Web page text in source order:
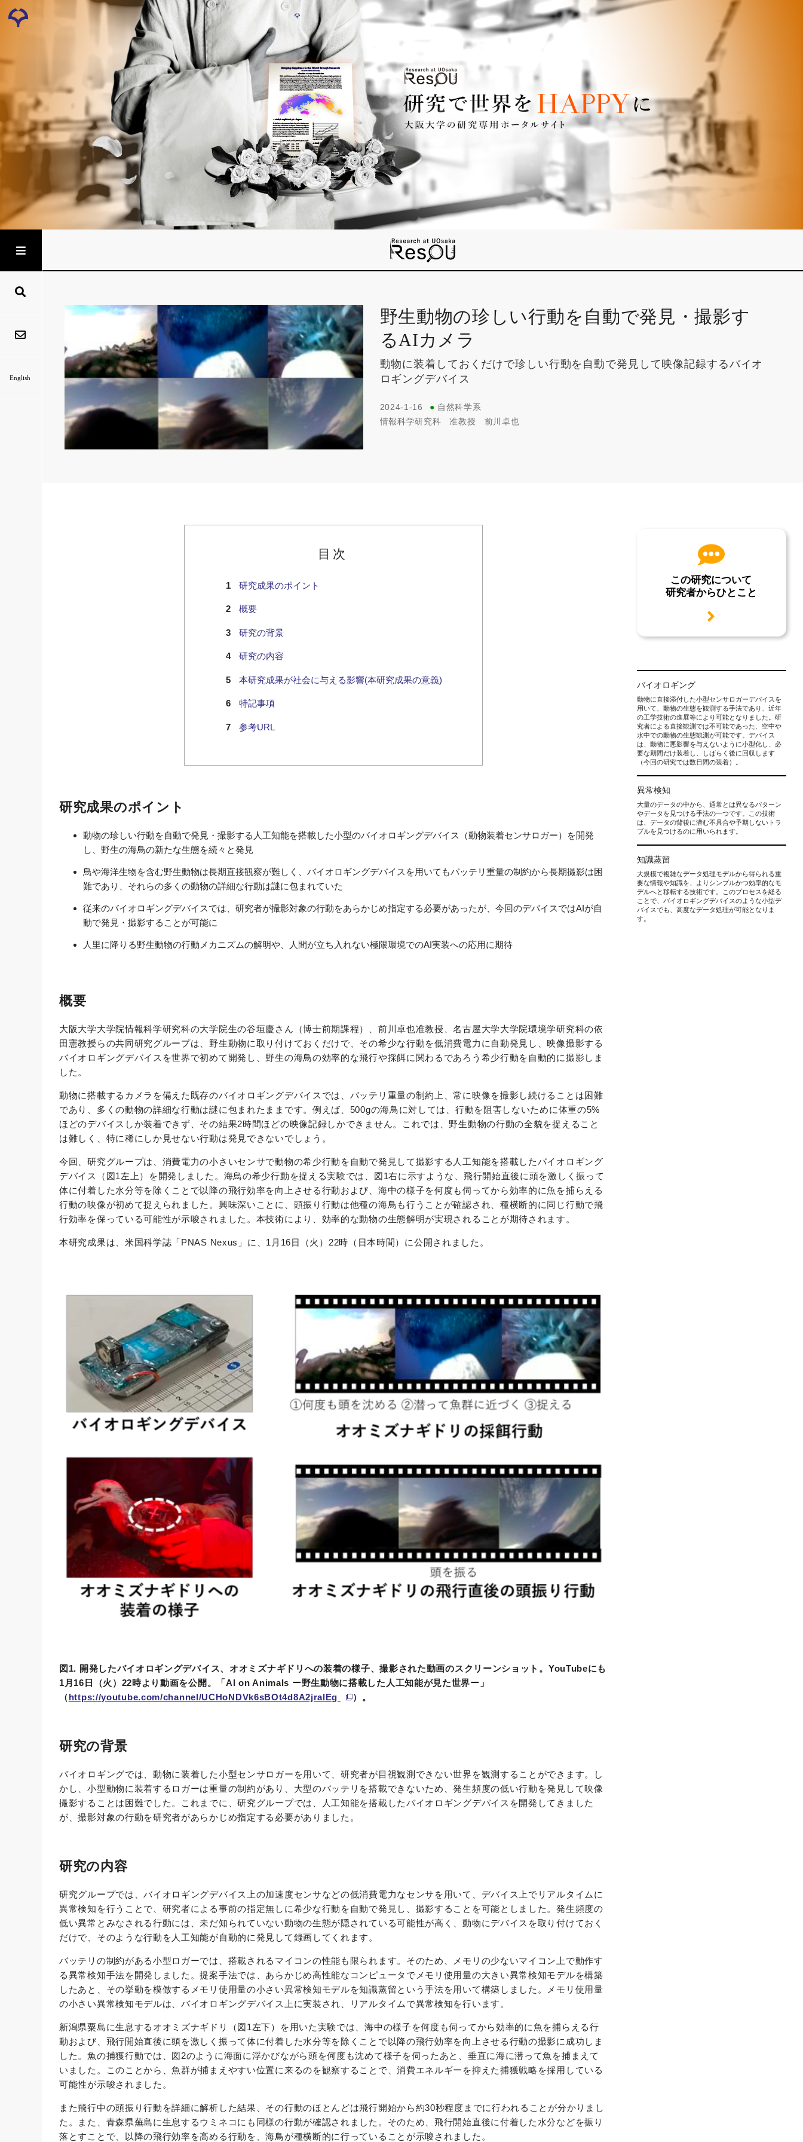
English
野生動物の珍しい行動を自動で発見・撮影す
るAIカメラ
動物に装着しておくだけで珍しい行動を自動で発見して映像記録するバイオ
ロギングデバイス
2024-1-16 ● 自然科学系
情報科学研究科
准教授 前川卓也
目次
研究成果のポイント
概要
研究の背景
研究の内容
本研究成果が社会に与える影響(本研究成果の意義)
特記事項
参考URL
研究成果のポイント
動物の珍しい行動を自動で発見・撮影する人工知能を搭載した小型のバイオロギングデバイス（動物装着センサロガー）を開発
し、野生の海鳥の新たな生態を続々と発見
鳥や海洋生物を含む野生動物は長期直接観察が難しく、バイオロギングデバイスを用いてもバッテリ重量の制約から長期撮影は困
難であり、それらの多くの動物の詳細な行動は謎に包まれていた
従来のバイオロギングデバイスでは、研究者が撮影対象の行動をあらかじめ指定する必要があったが、今回のデバイスではAIが自
動で発見・撮影することが可能に
人里に降りる野生動物の行動メカニズムの解明や、人間が立ち入れない極限環境でのAI実装への応用に期待
概要
大阪大学大学院情報科学研究科の大学院生の谷垣慶さん（博士前期課程）、前川卓也准教授、名古屋大学大学院環境学研究科の依
田憲教授らの共同研究グループは、野生動物に取り付けておくだけで、その希少な行動を低消費電力に自動発見し、映像撮影する
バイオロギングデバイスを世界で初めて開発し、野生の海鳥の効率的な飛行や採餌に関わるであろう希少行動を自動的に撮影しま
した。
動物に搭載するカメラを備えた既存のバイオロギングデバイスでは、バッテリ重量の制約上、常に映像を撮影し続けることは困難
であり、多くの動物の詳細な行動は謎に包まれたままです。例えば、500gの海鳥に対しては、行動を阻害しないために体重の5%
ほどのデバイスしか装着できず、その結果2時間ほどの映像記録しかできません。これでは、野生動物の行動の全貌を捉えること
は難しく、特に稀にしか見せない行動は発見できないでしょう。
今回、研究グループは、消費電力の小さいセンサで動物の希少行動を自動で発見して撮影する人工知能を搭載したバイオロギング
デバイス（図1左上）を開発しました。海鳥の希少行動を捉える実験では、図1右に示すような、飛行開始直後に頭を激しく振って
体に付着した水分等を除くことで以降の飛行効率を向上させる行動および、海中の様子を何度も伺ってから効率的に魚を捕らえる
行動の映像が初めて捉えられました。興味深いことに、頭振り行動は他種の海鳥も行うことが確認され、種横断的に同じ行動で飛
行効率を保っている可能性が示唆されました。本技術により、効率的な動物の生態解明が実現されることが期待されます。
本研究成果は、米国科学誌「PNAS Nexus」に、1月16日（火）22時（日本時間）に公開されました。
図1. 開発したバイオロギングデバイス、オオミズナギドリへの装着の様子、撮影された動画のスクリーンショット。YouTubeにも
1月16日（火）22時より動画を公開。「AI on Animals ー野生動物に搭載した人工知能が見た世界ー」
（https://youtube.com/channel/UCHoNDVk6sBOt4d8A2jralEg ）。
研究の背景
バイオロギングでは、動物に装着した小型センサロガーを用いて、研究者が目視観測できない世界を観測することができます。し
かし、小型動物に装着するロガーは重量の制約があり、大型のバッテリを搭載できないため、発生頻度の低い行動を発見して映像
撮影することは困難でした。これまでに、研究グループでは、人工知能を搭載したバイオロギングデバイスを開発してきました
が、撮影対象の行動を研究者があらかじめ指定する必要がありました。
研究の内容
研究グループでは、バイオロギングデバイス上の加速度センサなどの低消費電力なセンサを用いて、デバイス上でリアルタイムに
異常検知を行うことで、研究者による事前の指定無しに希少な行動を自動で発見し、撮影することを可能としました。発生頻度の
低い異常とみなされる行動には、未だ知られていない動物の生態が隠されている可能性が高く、動物にデバイスを取り付けておく
だけで、そのような行動を人工知能が自動的に発見して録画してくれます。
バッテリの制約がある小型ロガーでは、搭載されるマイコンの性能も限られます。そのため、メモリの少ないマイコン上で動作す
る異常検知手法を開発しました。提案手法では、あらかじめ高性能なコンピュータでメモリ使用量の大きい異常検知モデルを構築
したあと、その挙動を模倣するメモリ使用量の小さい異常検知モデルを知識蒸留という手法を用いて構築しました。メモリ使用量
の小さい異常検知モデルは、バイオロギングデバイス上に実装され、リアルタイムで異常検知を行います。
新潟県粟島に生息するオオミズナギドリ（図1左下）を用いた実験では、海中の様子を何度も伺ってから効率的に魚を捕らえる行
動および、飛行開始直後に頭を激しく振って体に付着した水分等を除くことで以降の飛行効率を向上させる行動の撮影に成功しま
した。魚の捕獲行動では、図2のように海面に浮かびながら頭を何度も沈めて様子を伺ったあと、垂直に海に潜って魚を捕まえて
いました。このことから、魚群が捕まえやすい位置に来るのを観察することで、消費エネルギーを抑えた捕獲戦略を採用している
可能性が示唆されました。
また飛行中の頭振り行動を詳細に解析した結果、その行動のほとんどは飛行開始から約30秒程度までに行われることが分かりまし
た。また、青森県蕪島に生息するウミネコにも同様の行動が確認されました。そのため、飛行開始直後に付着した水分などを振り
落とすことで、以降の飛行効率を高める行動を、海鳥が種横断的に行っていることが示唆されました。
この研究について
研究者からひとこと
用語説明
バイオロギング
動物に直接添付した小型センサロガーデバイスを
用いて、動物の生態を観測する手法であり、近年
の工学技術の進展等により可能となりました。研
究者による直接観測では不可能であった、空中や
水中での動物の生態観測が可能です。デバイス
は、動物に悪影響を与えないように小型化し、必
要な期間だけ装着し、しばらく後に回収します
（今回の研究では数日間の装着）。
異常検知
大量のデータの中から、通常とは異なるパターン
やデータを見つける手法の一つです。この技術
は、データの背後に潜む不具合や予期しないトラ
ブルを見つけるのに用いられます。
知識蒸留
大規模で複雑なデータ処理モデルから得られる重
要な情報や知識を、よりシンプルかつ効率的なモ
デルへと移転する技術です。このプロセスを経る
ことで、バイオロギングデバイスのような小型デ
バイスでも、高度なデータ処理が可能となりま
す。